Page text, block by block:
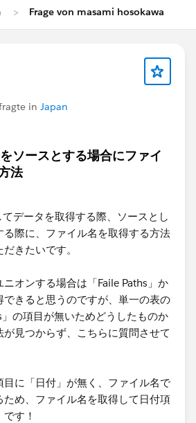
Frage von masami hosokawa
in Japan
ソースとする場合にファイ
法
データを取得する際、ソースとし
際に、ファイル名を取得する方法
きたいです。
オンする場合は「Faile Paths」か
できると思うのですが、単一の表の
の項目が無いためどうしたものか
見つからず、こちらに質問させて
に「日付」が無く、ファイル名で
ため、ファイル名を取得して日付項
す！